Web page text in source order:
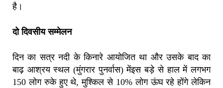
है।
दो दिवसीय सम्मेलन
दिन का सत्र नदी के किनारे आयोजित था और उसके बाद का
बाढ़ आश्रय स्थल (मुंगरार पुनर्वास) मेंइस बड़े से हाल में लगभग
150 लोग रुके हुए थे, मुश्किल से 10% लोग ऊंघ रहे होंगे लेकिन